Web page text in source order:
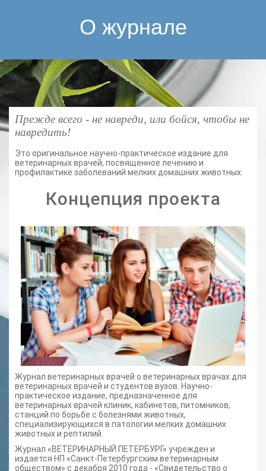
О журнале
Прежде всего - не навреди, или бойся, чтобы не
навредить!
Это оригинальное научно-практическое издание для
ветеринарных врачей, посвященное лечению и
профилактике заболеваний мелких домашних животных.
Концепция проекта
Журнал ветеринарных врачей о ветеринарных врачах для
ветеринарных врачей и студентов вузов. Научно-
практическое издание, предназначенное для
ветеринарных врачей клиник, кабинетов, питомников,
станций по борьбе с болезнями животных,
специализирующихся в патологии мелких домашних
животных и рептилий.
Журнал «ВЕТЕРИНАРНЫЙ ПЕТЕРБУРГ» учрежден и
издается НП «Санкт-Петербургским ветеринарным
обществом» с декабря 2010 года - «Свидетельство о